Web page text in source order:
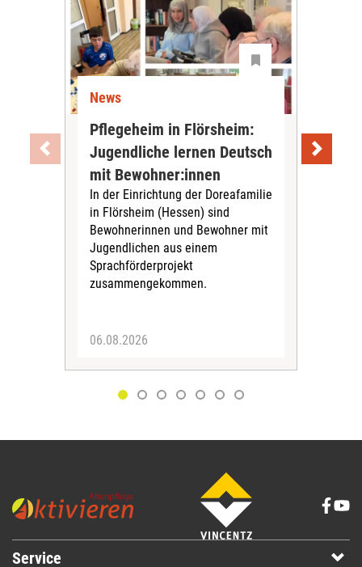
News
Pflegeheim in Flörsheim:
Jugendliche lernen Deutsch
mit Bewohner:innen
In der Einrichtung der Doreafamilie
in Flörsheim (Hessen) sind
Bewohnerinnen und Bewohner mit
Jugendlichen aus einem
Sprachförderprojekt
zusammengekommen.
06.08.2026
Service